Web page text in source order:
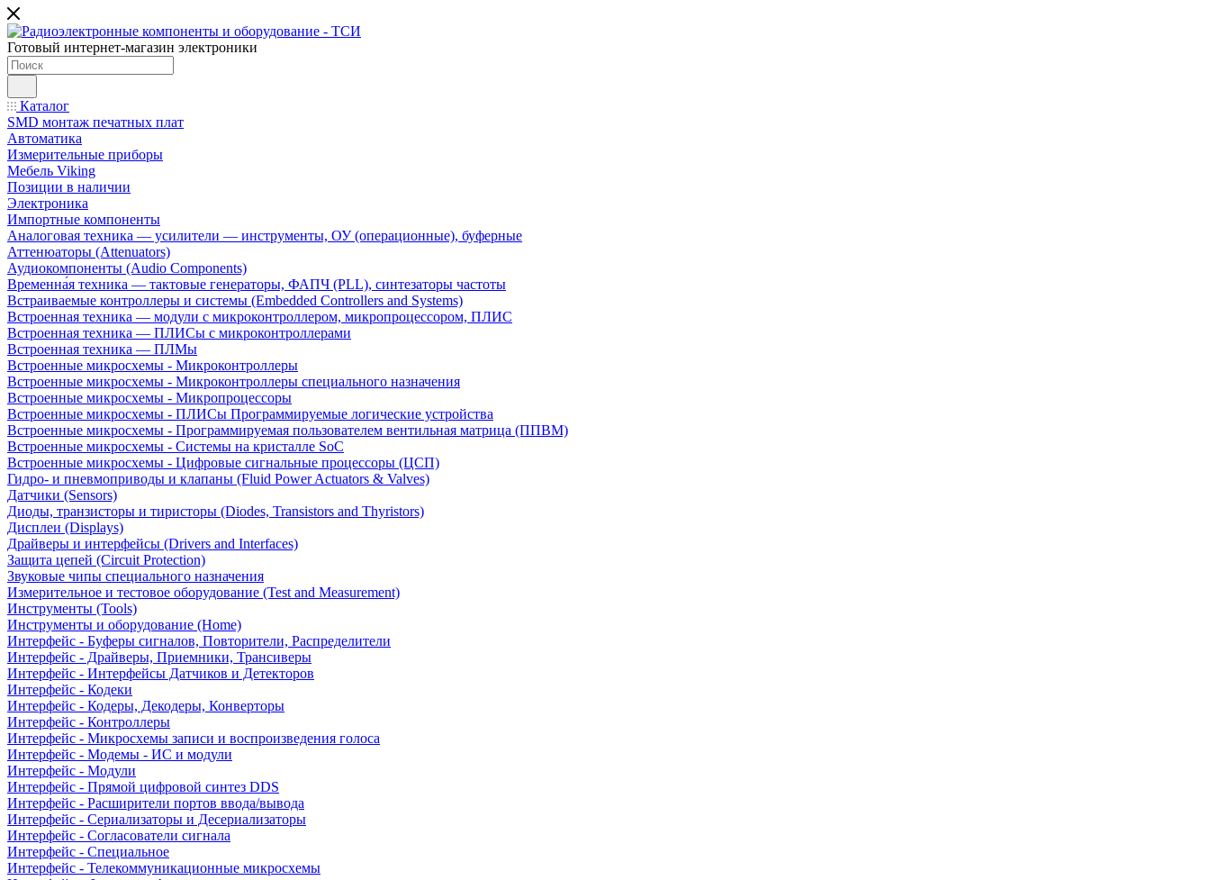
Готовый интернет-магазин электроники
Каталог
SMD монтаж печатных плат
Автоматика
Измерительные приборы
Мебель Viking
Позиции в наличии
Электроника
Импортные компоненты
Аналоговая техника — усилители — инструменты, ОУ (операционные), буферные
Аттенюаторы (Attenuators)
Аудиокомпоненты (Audio Components)
Временна́я техника — тактовые генераторы, ФАПЧ (PLL), синтезаторы частоты
Встраиваемые контроллеры и системы (Embedded Controllers and Systems)
Встроенная техника — модули с микроконтроллером, микропроцессором, ПЛИС
Встроенная техника — ПЛИСы с микроконтроллерами
Встроенная техника — ПЛМы
Встроенные микросхемы - Микроконтроллеры
Встроенные микросхемы - Микроконтроллеры специального назначения
Встроенные микросхемы - Микропроцессоры
Встроенные микросхемы - ПЛИСы Программируемые логические устройства
Встроенные микросхемы - Программируемая пользователем вентильная матрица (ППВМ)
Встроенные микросхемы - Системы на кристалле SoC
Встроенные микросхемы - Цифровые сигнальные процессоры (ЦСП)
Гидро- и пневмоприводы и клапаны (Fluid Power Actuators & Valves)
Датчики (Sensors)
Диоды, транзисторы и тиристоры (Diodes, Transistors and Thyristors)
Дисплеи (Displays)
Драйверы и интерфейсы (Drivers and Interfaces)
Защита цепей (Circuit Protection)
Звуковые чипы специального назначения
Измерительное и тестовое оборудование (Test and Measurement)
Инструменты (Tools)
Инструменты и оборудование (Home)
Интерфейс - Буферы сигналов, Повторители, Распределители
Интерфейс - Драйверы, Приемники, Трансиверы
Интерфейс - Интерфейсы Датчиков и Детекторов
Интерфейс - Кодеки
Интерфейс - Кодеры, Декодеры, Конверторы
Интерфейс - Контроллеры
Интерфейс - Микросхемы записи и воспроизведения голоса
Интерфейс - Модемы - ИС и модули
Интерфейс - Модули
Интерфейс - Прямой цифровой синтез DDS
Интерфейс - Расширители портов ввода/вывода
Интерфейс - Сериализаторы и Десериализаторы
Интерфейс - Согласователи сигнала
Интерфейс - Специальное
Интерфейс - Телекоммуникационные микросхемы